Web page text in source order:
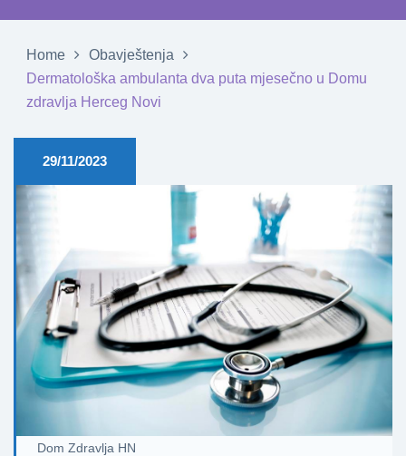
Home
Obavještenja
Dermatološka ambulanta dva puta mjesečno u Domu
zdravlja Herceg Novi
29/11/2023
Dom Zdravlja HN